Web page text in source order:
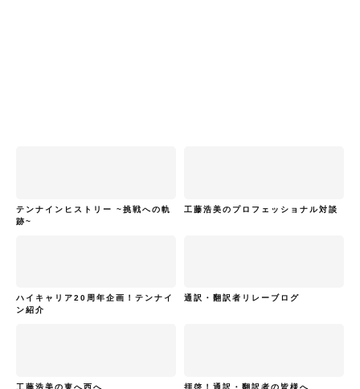
テンナインヒストリー ~挑戦への軌
跡~
工藤浩美のプロフェッショナル対談
ハイキャリア20周年企画！テンナイ
ン紹介
通訳・翻訳者リレーブログ
工藤浩美の東へ西へ 拝啓！通訳・翻訳者の皆様へ